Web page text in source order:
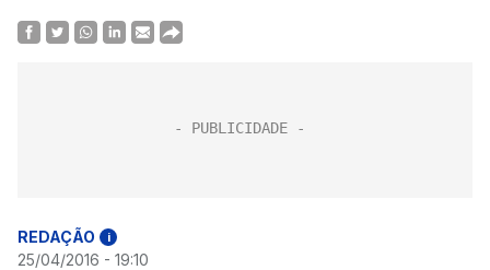
REDAÇÃO i
25/04/2016 - 19:10